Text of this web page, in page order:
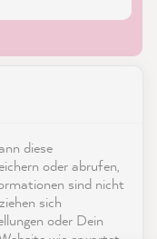
diese
oder abrufen,
sind nicht
sich
oder Dein